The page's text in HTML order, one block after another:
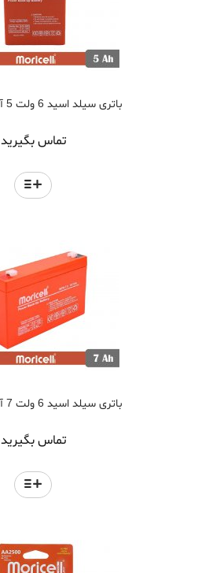
باتری سیلد اسید 6 ولت 5 آمپر moricell
تماس بگیرید
باتری سیلد اسید 6 ولت 7 آمپر moricell
تماس بگیرید